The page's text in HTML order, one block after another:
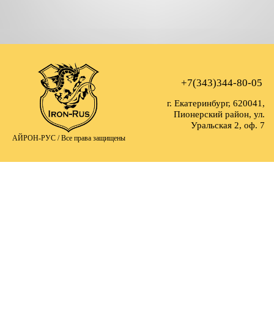
АЙРОН-РУС /Все права защищены
+7(343)344-80-05
г. Екатеринбург, 620041,
Пионерский район, ул.
Уральская 2, оф. 7